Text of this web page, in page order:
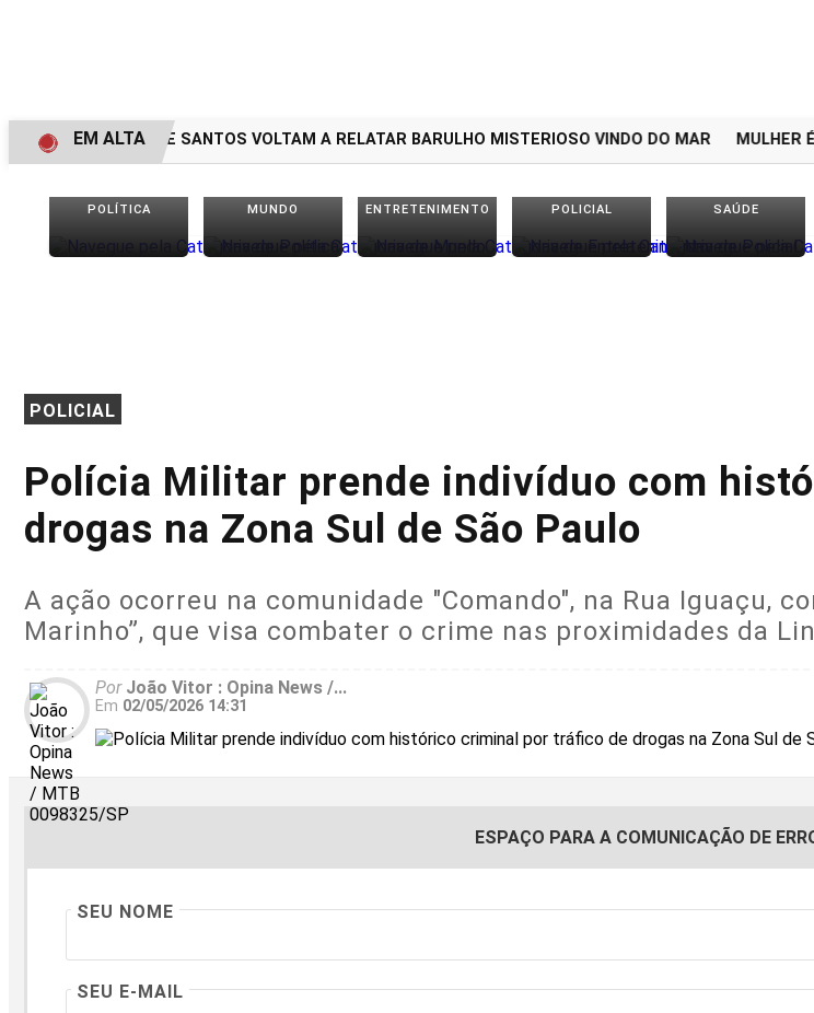
MORADORES DE SANTOS VOLTAM A RELATAR BARULHO MISTERIOSO VINDO DO MAR MULHER É
EM ALTA
POLÍTICA MUNDO ENTRETENIMENTO POLICIAL SAÚDE
POLICIAL
Polícia Militar prende indivíduo com
drogas na Zona Sul de São Paulo
A ação ocorreu na comunidade "Comando", na Rua Iguaçu,
Marinho”, que visa combater o crime nas proximidades da
PorJoão Vitor : Opina News /...
Em 02/05/2026 14:31
ESPAÇO PARA A COMUNICAÇÃO DE
SEU NOME
SEU E-MAIL